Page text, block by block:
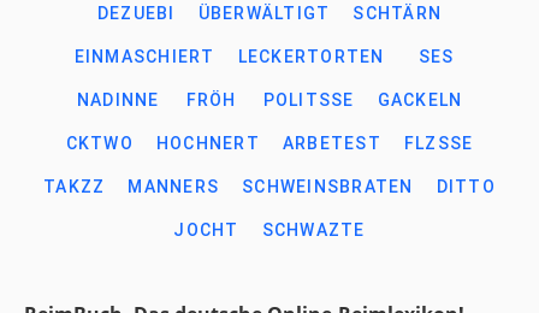
DEZUEBI ÜBERWÄLTIGT SCHTÄRN
EINMASCHIERT LECKERTORTEN SES
NADINNE FRÖH POLITSSE GACKELN
CKTWO HOCHNERT ARBETEST FLZSSE
TAKZZ MANNERS SCHWEINSBRATEN DITTO
JOCHT SCHWAZTE